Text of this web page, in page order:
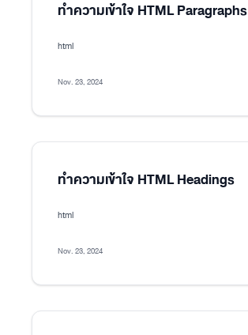
ทำความเข้าใจ HTML Paragraphs
html
Nov. 23, 2024
ทำความเข้าใจ HTML Headings
html
Nov. 23, 2024